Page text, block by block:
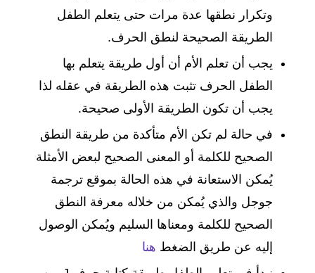
وتكرار نطقها عدة مرات حتى يتعلم الطفل
الطريقة الصحيحة لنطق الحرف.
يجب أن تعلم الأم أن أول طريقة يتعلم بها
الطفل الحرف تثبت هذه الطريقة في عقله لذا
يجب أن تكون الطريقة الأولى صحيحة.
في حالة لم تكن الأم متأكدة من طريقة النطق
الصحيح للكلمة أو المعنى الصحيح لبعض الأمثلة
يُمكن الاستعانة في هذه الحالة بموقع ترجمة
جوجل والذي يُمكن من خلاله معرفة النطق
الصحيح للكلمة ومعناها السليم ويُمكن الوصول
إليه عن طريق الضغط هنا